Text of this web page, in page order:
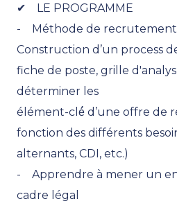
✔ LE PROGRAMME
- Méthode de recrutement
Construction d’un process
fiche de poste, grille
déterminer les
élément-clé́ d’une offre de
fonction des différents
alternants, CDI, etc.)
- Apprendre à mener un
cadre légal